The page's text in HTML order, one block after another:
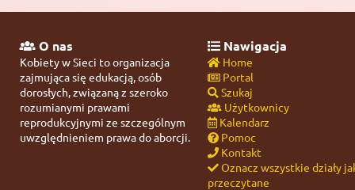
O nas
Kobiety w Sieci to organizacja
zajmująca się edukacją, osób
dorosłych, związaną z szeroko
rozumianymi prawami
reprodukcyjnymi ze szczególnym
uwzględnieniem prawa do aborcji.
Nawigacja
Home
Portal
Szukaj
Użytkownicy
Kalendarz
Pomoc
Kontakt
Oznacz wszystkie działy
przeczytane